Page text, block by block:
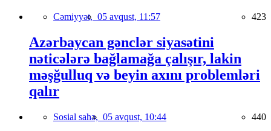
Cəmiyyət, 05 avqust, 11:57 423
Azərbaycan gənclər siyasətini
nəticələrə bağlamağa çalışır, lakin
məşğulluq və beyin axını problemləri
qalır
Sosial sahə, 05 avqust, 10:44 440